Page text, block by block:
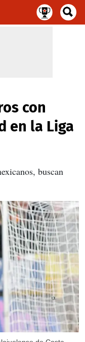
con
en la Liga
buscan
X